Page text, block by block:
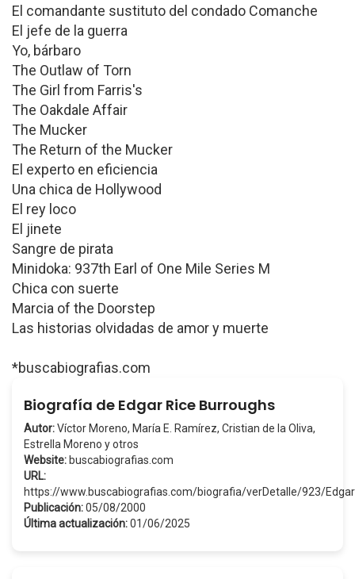
El comandante sustituto del condado Comanche
El jefe de la guerra
Yo, bárbaro
The Outlaw of Torn
The Girl from Farris's
The Oakdale Affair
The Mucker
The Return of the Mucker
El experto en eficiencia
Una chica de Hollywood
El rey loco
El jinete
Sangre de pirata
Minidoka: 937th Earl of One Mile Series M
Chica con suerte
Marcia of the Doorstep
Las historias olvidadas de amor y muerte
*buscabiografias.com
Biografía de Edgar Rice Burroughs
Autor:Víctor Moreno, María E. Ramírez, Cristian de la Oliva,
Estrella Moreno y otros
Website: buscabiografias.com
URL:
https://www.buscabiografias.com/biografia/verDetalle/923/
Publicación:05/08/2000
Última actualización:01/06/2025